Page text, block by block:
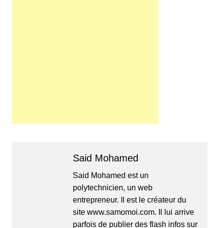
Said Mohamed
Said Mohamed est un
polytechnicien, un web
entrepreneur. Il est le créateur du
site www.samomoi.com. Il lui arrive
parfois de publier des flash infos sur